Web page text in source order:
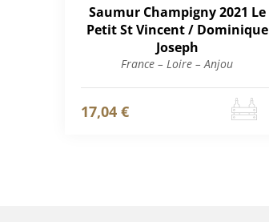
Saumur Champigny 2021 Le
Petit St Vincent / Dominique
Joseph
France – Loire – Anjou
17,04 €